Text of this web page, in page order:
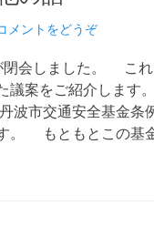
メントをどうぞ
会しました。 これ
議案をご紹介しま
市交通安全基金条
。 もともとこの基